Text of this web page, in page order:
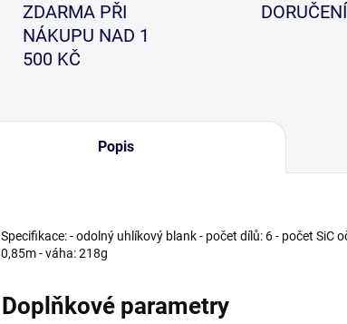
ZDARMA PŘI
NÁKUPU NAD 1
500 KČ
DORUČENÍ
Popis
Specifikace: - odolný uhlíkový blank - počet dílů: 6 - počet SiC
0,85m - váha: 218g
Doplňkové parametry